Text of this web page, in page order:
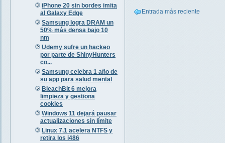
iPhone 20 sin bordes imita
al Galaxy Edge
Samsung logra DRAM un
50% más densa bajo 10
nm
Udemy sufre un hackeo
por parte de ShinyHunters
co...
Samsung celebra 1 año de
su app para salud mental
BleachBit 6 mejora
limpieza y gestiona
cookies
Windows 11 dejará pausar
actualizaciones sin límite
Linux 7.1 acelera NTFS y
retira los i486
Entrada más reciente